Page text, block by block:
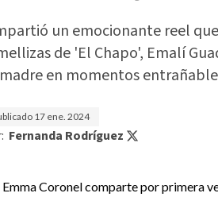
un emocionante reel
de 'El Chapo', Emalí
en momentos
17 ene. 2024
Fernanda Rodríguez